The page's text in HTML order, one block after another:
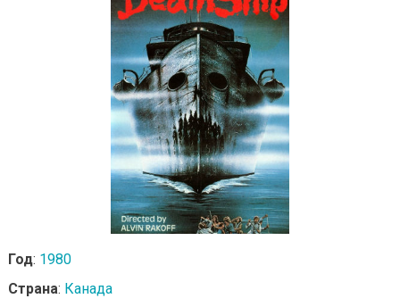
Год: 1980
Страна: Канада